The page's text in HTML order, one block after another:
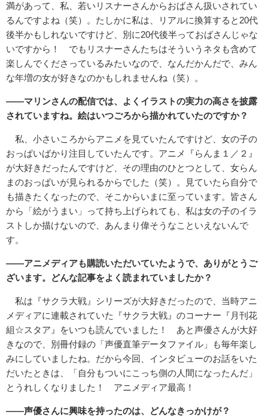
満があって、私、若いリスナーさんからおばさん扱いされてい
るんですよね（笑）。たしかに私は、リアルに換算すると20代
後半かもしれないですけど、別に20代後半っておばさんじゃな
いですから！ でもリスナーさんたちはそういうネタも含めて
楽しんでくださっているみたいなので、なんだかんだで、みん
な年増の女が好きなのかもしれませんね（笑）。
――マリンさんの配信では、よくイラストの実力の高さを披露
されていますね。絵はいつごろから描かれていたのですか？
私、小さいころからアニメを見ていたんですけど、女の子の
おっぱいばかり注目していたんです。アニメ『らんま１／２』
が大好きだったんですけど、その理由のひとつとして、女らん
まのおっぱいが見られるからでした（笑）。見ていたら自分で
も描きたくなったので、そこからいまに至っています。皆さん
から「絵がうまい」って持ち上げられても、私は女の子のイラ
ストしか描けないので、あんまり偉そうなこといえないんで
す。
――アニメディアも購読いただいていたようで、ありがとうご
ざいます。どんな記事をよく読まれていましたか？
私は『サクラ大戦』シリーズが大好きだったので、当時アニ
メディアに連載されていた『サクラ大戦』のコーナー『月刊花
組☆スタア』をいつも読んでいました！ あと声優さんが大好
きなので、別冊付録の「声優直筆データファイル」も毎年楽し
みにしていましたね。だから今回、インタビューのお話をいた
だいたときは、「自分もついにこっち側の人間になったんだ」
とうれしくなりました！ アニメディア最高！
――声優さんに興味を持ったのは、どんなきっかけが？